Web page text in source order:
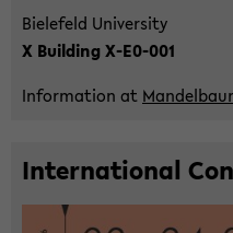
Bie­le­feld Uni­ver­si­ty
X Buil­ding X-​E0-001
In­for­ma­ti­on at
In­ter­na­tio­nal